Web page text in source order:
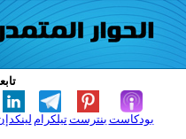
تيلكرامبنترست بودكاست